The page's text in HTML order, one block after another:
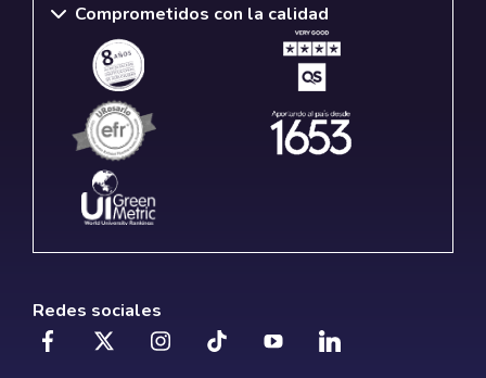
Comprometidos con la calidad
Redes sociales